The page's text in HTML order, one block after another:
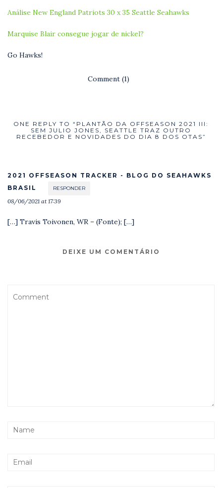
Análise New England Patriots 30 x 35 Seattle Seahawks
Marquise Blair consegue jogar de nickel?
Go Hawks!
Comment (1)
ONE REPLY TO “PLANTÃO DA OFFSEASON 2021 III:
SEM JULIO JONES, SEATTLE TRAZ OUTRO
RECEBEDOR E NOVIDADES DO DIA 8 DOS OTAS”
2021 OFFSEASON TRACKER - BLOG DO SEAHAWKS
BRASIL
RESPONDER
08/06/2021 at 17:39
[…] Travis Toivonen, WR – (Fonte); […]
DEIXE UM COMENTÁRIO